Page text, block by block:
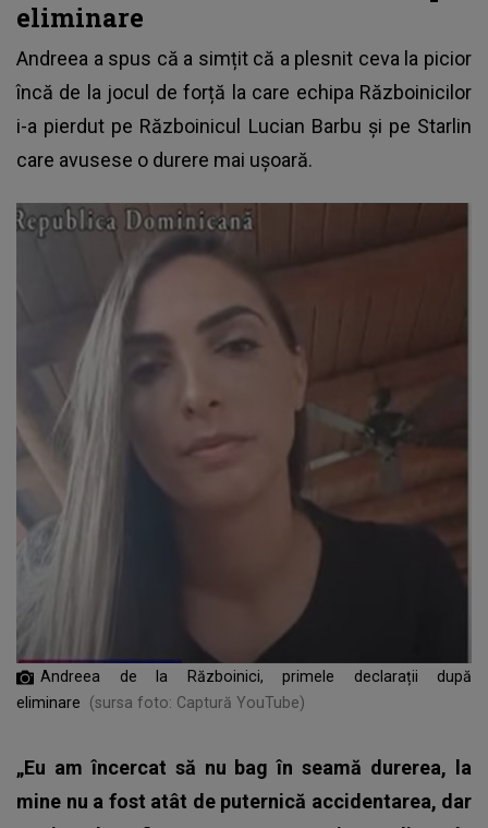
eliminare
Andreea a spus că a simțit că a plesnit ceva la picior
încă de la jocul de forță la care echipa Războinicilor
i-a pierdut pe Războinicul Lucian Barbu și pe Starlin
care avusese o durere mai ușoară.
Andreea de la Războinici, primele declarații după
eliminare
(sursa foto: Captură YouTube)
„Eu am încercat să nu bag în seamă durerea, la
mine nu a fost atât de puternică accidentarea, dar